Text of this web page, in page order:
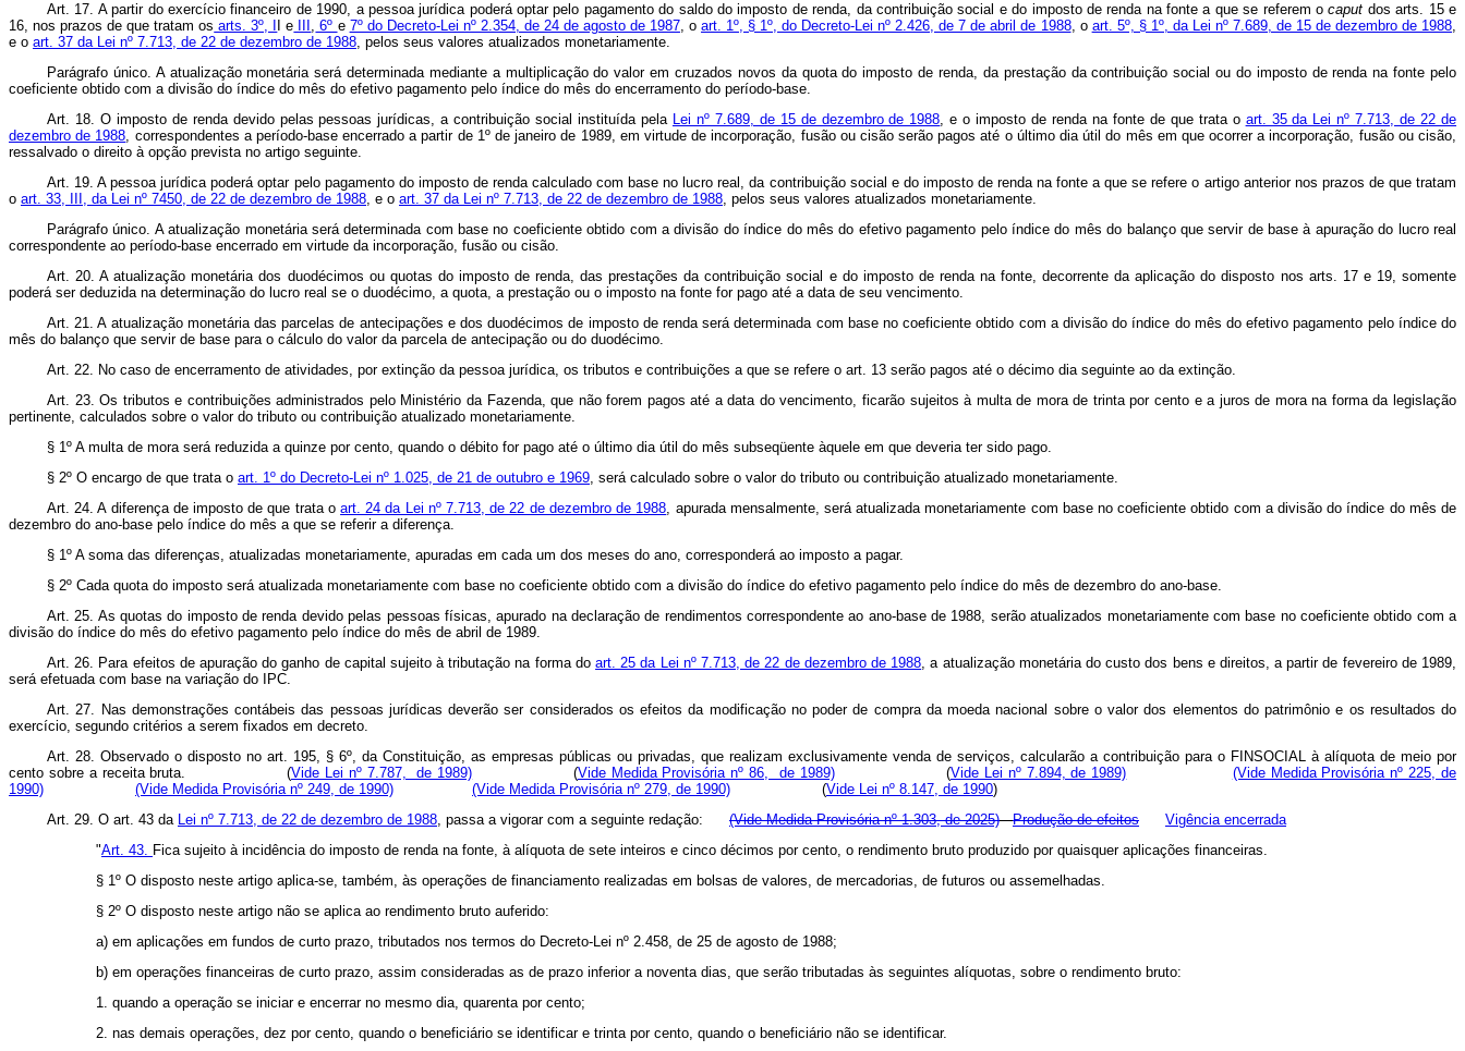
Art. 17. A partir do exercício financeiro de 1990, a pessoa jurídica poderá optar pelo pagamento do saldo do imposto de renda, da contribuição social e do imposto de renda na fonte a que se referem ocaput dos arts. 15 e
16, nos prazos de que tratam os arts. 3º, I I e , 6º e 7º do Decreto-Lei nº 2.354, de 24 de agosto de 1987, oart. 1º, § 1º, do Decreto-Lei nº 2.426, de 7 de abril de 1988, o art. 5º, § 1º, da Lei nº 7.689, de 15 de dezembro de 1988,
e o art. 37 da Lei nº 7.713, de 22 de dezembro de 1988, pelos seus valores atualizados monetariamente.
Parágrafo único. A atualização monetária será determinada mediante a multiplicação do valor em cruzados novos da quota do imposto de renda, da prestação da contribuição social ou do imposto de renda na fonte pelo
coeficiente obtido com a divisão do índice do mês do efetivo pagamento pelo índice do mês do encerramento do período-base.
Art. 18. O imposto de renda devido pelas pessoas jurídicas, a contribuição social instituída pela Lei nº 7.689, de 15 de dezembro de 1988, e o imposto de renda na fonte de que trata o art. 35 da Lei nº 7.713, de 22 de
dezembro de 1988, correspondentes a período-base encerrado a partir de 1º de janeiro de 1989, em virtude de incorporação, fusão ou cisão serão pagos até o último dia útil do mês em que ocorrer a incorporação, fusão ou cisão,
ressalvado o direito à opção prevista no artigo seguinte.
Art. 19. A pessoa jurídica poderá optar pelo pagamento do imposto de renda calculado com base no lucro real, da contribuição social e do imposto de renda na fonte a que se refere o artigo anterior nos prazos de que tratam
o art. 33, III, da Lei nº 7450, de 22 de dezembro de 1988, e o art. 37 da Lei nº 7.713, de 22 de dezembro de 1988, pelos seus valores atualizados monetariamente.
Parágrafo único. A atualização monetária será determinada com base no coeficiente obtido com a divisão do índice do mês do efetivo pagamento pelo índice do mês do balanço que servir de base à apuração do lucro real
correspondente ao período-base encerrado em virtude da incorporação, fusão ou cisão.
Art. 20. A atualização monetária dos duodécimos ou quotas do imposto de renda, das prestações da contribuição social e do imposto de renda na fonte, decorrente da aplicação do disposto nos arts. 17 e 19, somente
poderá ser deduzida na determinação do lucro real se o duodécimo, a quota, a prestação ou o imposto na fonte for pago até a data de seu vencimento.
Art. 21. A atualização monetária das parcelas de antecipações e dos duodécimos de imposto de renda será determinada com base no coeficiente obtido com a divisão do índice do mês do efetivo pagamento pelo índice do
mês do balanço que servir de base para o cálculo do valor da parcela de antecipação ou do duodécimo.
Art. 22. No caso de encerramento de atividades, por extinção da pessoa jurídica, os tributos e contribuições a que se refere o art. 13 serão pagos até o décimo dia seguinte ao da extinção.
Art. 23. Os tributos e contribuições administrados pelo Ministério da Fazenda, que não forem pagos até a data do vencimento, ficarão sujeitos à multa de mora de trinta por cento e a juros de mora na forma da legislação
pertinente, calculados sobre o valor do tributo ou contribuição atualizado monetariamente.
§ 1º A multa de mora será reduzida a quinze por cento, quando o débito for pago até o último dia útil do mês subseqüente àquele em que deveria ter sido pago.
§ 2º O encargo de que trata o art. 1º do Decreto-Lei nº 1.025, de 21 de outubro e 1969, será calculado sobre o valor do tributo ou contribuição atualizado monetariamente.
Art. 24. A diferença de imposto de que trata oart. 24 da Lei nº 7.713, de 22 de dezembro de 1988, apurada mensalmente, será atualizada monetariamente com base no coeficiente obtido com a divisão do índice do mês de
dezembro do ano-base pelo índice do mês a que se referir a diferença.
§ 1º A soma das diferenças, atualizadas monetariamente, apuradas em cada um dos meses do ano, corresponderá ao imposto a pagar.
§ 2º Cada quota do imposto será atualizada monetariamente com base no coeficiente obtido com a divisão do índice do efetivo pagamento pelo índice do mês de dezembro do ano-base.
Art. 25. As quotas do imposto de renda devido pelas pessoas físicas, apurado na declaração de rendimentos correspondente ao ano-base de 1988, serão atualizados monetariamente com base no coeficiente obtido com a
divisão do índice do mês do efetivo pagamento pelo índice do mês de abril de 1989.
Art. 26. Para efeitos de apuração do ganho de capital sujeito à tributação na forma doart. 25 da Lei nº 7.713, de 22 de dezembro de 1988, a atualização monetária do custo dos bens e direitos, a partir de fevereiro de 1989,
será efetuada com base na variação do IPC.
Art. 27. Nas demonstrações contábeis das pessoas jurídicas deverão ser considerados os efeitos da modificação no poder de compra da moeda nacional sobre o valor dos elementos do patrimônio e os resultados do
exercício, segundo critérios a serem fixados em decreto.
Art. 28. Observado o disposto no art. 195, § 6º, da Constituição, as empresas públicas ou privadas, que realizam exclusivamente venda de serviços, calcularão a contribuição para o FINSOCIAL à alíquota de meio por
cento sobre a receita bruta. (Vide Lei nº 7.787, de 1989) (Vide Medida Provisória nº 86, de 1989)(Vide Lei nº 7.894, de 1989)
(Vide Medida Provisória nº 225, de
1990)
(Vide Medida Provisória nº 249, de 1990) (Vide Medida Provisória nº 279, de 1990) (Vide Lei nº 8.147, de 1990)
Art. 29. O art. 43 da Lei nº 7.713, de 22 de dezembro de 1988, passa a vigorar com a seguinte redação: (Vide Medida Provisória nº 1.303, de 2025) Produção de efeitos
Vigência encerrada
"Art. 43. Fica sujeito à incidência do imposto de renda na fonte, à alíquota de sete inteiros e cinco décimos por cento, o rendimento bruto produzido por quaisquer aplicações financeiras.
§ 1º O disposto neste artigo aplica-se, também, às operações de financiamento realizadas em bolsas de valores, de mercadorias, de futuros ou assemelhadas.
§ 2º O disposto neste artigo não se aplica ao rendimento bruto auferido:
a) em aplicações em fundos de curto prazo, tributados nos termos do Decreto-Lei nº 2.458, de 25 de agosto de 1988;
b) em operações financeiras de curto prazo, assim consideradas as de prazo inferior a noventa dias, que serão tributadas às seguintes alíquotas, sobre o rendimento bruto:
1. quando a operação se iniciar e encerrar no mesmo dia, quarenta por cento;
2. nas demais operações, dez por cento, quando o beneficiário se identificar e trinta por cento, quando o beneficiário não se identificar.